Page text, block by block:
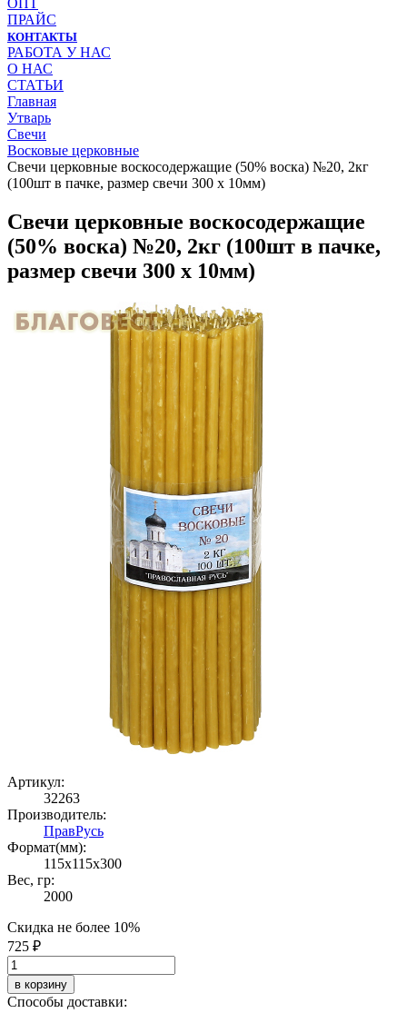
ОПТ
ПРАЙС
КОНТАКТЫ
РАБОТА У НАС
О НАС
СТАТЬИ
Главная
Утварь
Свечи
Восковые церковные
Свечи церковные воскосодержащие (50% воска) №20, 2кг
(100шт в пачке, размер свечи 300 х 10мм)
Свечи церковные воскосодержащие
(50% воска) №20, 2кг (100шт в пачке,
размер свечи 300 х 10мм)
Артикул:
32263
Производитель:
ПравРусь
Формат(мм):
115x115x300
Вес, гр:
2000
Скидка не более 10%
725 ₽
в корзину
Способы доставки: